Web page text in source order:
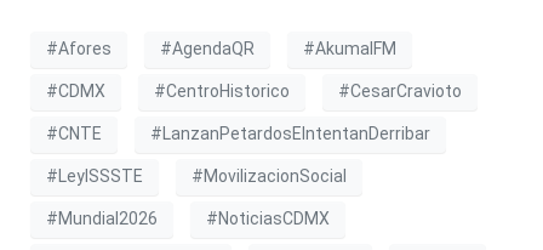
#Afores #AgendaQR #AkumalFM
#CDMX #CentroHistorico #CesarCravioto
#CNTE #LanzanPetardosEIntentanDerribar
#LeyISSSTE #MovilizacionSocial
#Mundial2026 #NoticiasCDMX